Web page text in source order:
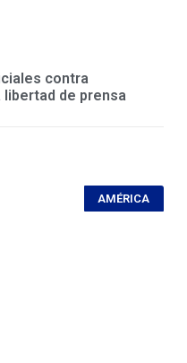
contra
de prensa
AMÉRICA